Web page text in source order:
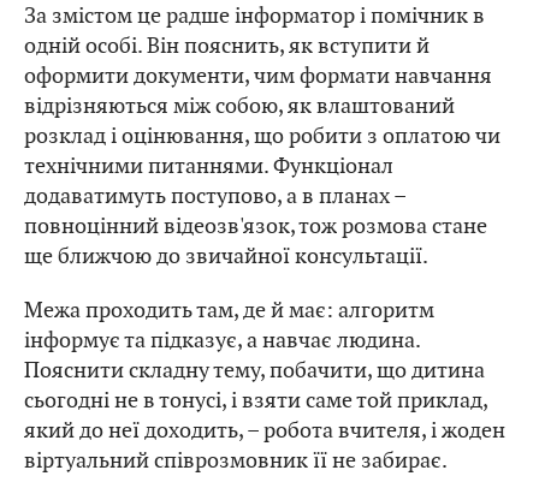
За змістом це радше інформатор і помічник в
одній особі. Він пояснить, як вступити й
оформити документи, чим формати навчання
відрізняються між собою, як влаштований
розклад і оцінювання, що робити з оплатою чи
технічними питаннями. Функціонал
додаватимуть поступово, а в планах –
повноцінний відеозв'язок, тож розмова стане
ще ближчою до звичайної консультації.
Межа проходить там, де й має: алгоритм
інформує та підказує, а навчає людина.
Пояснити складну тему, побачити, що дитина
сьогодні не в тонусі, і взяти саме той приклад,
який до неї доходить, – робота вчителя, і жоден
віртуальний співрозмовник її не забирає.